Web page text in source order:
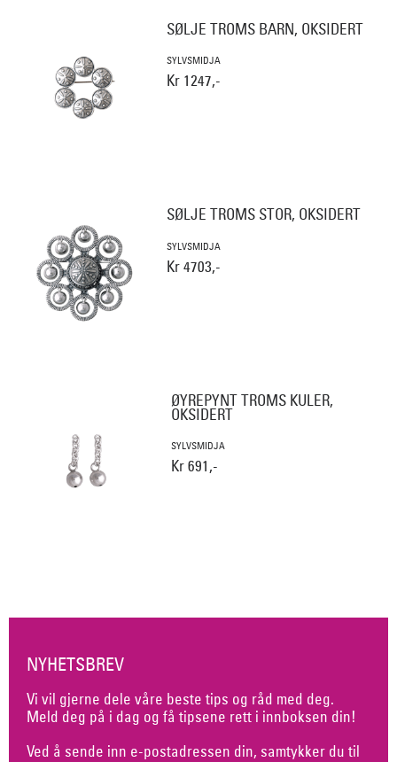
SØLJE TROMS BARN, OKSIDERT
SYLVSMIDJA
Kr 1247,-
SØLJE TROMS STOR, OKSIDERT
SYLVSMIDJA
Kr 4703,-
ØYREPYNT TROMS KULER,
OKSIDERT
SYLVSMIDJA
Kr 691,-
NYHETSBREV
Vi vil gjerne dele våre beste tips og råd med deg.
Meld deg på i dag og få tipsene rett i innboksen din!
Ved å sende inn e-postadressen din, samtykker du til